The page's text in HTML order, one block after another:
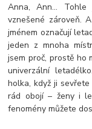
Anna, Ann…
vznešené zároveň.
jménem označují
jeden z mnoha
jsem proč, prostě ho
univerzální
holka, když ji
rád obojí – ženy i
fenomény můžete